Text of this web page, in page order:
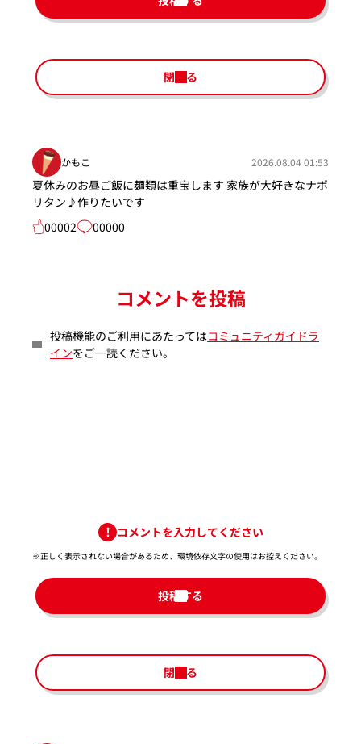
閉じる
かもこ 2026.08.04 01:53
夏休みのお昼ご飯に麺類は重宝します 家族が大好きなナポ
リタン♪作りたいです
00002
00000
コメントを投稿
投稿機能のご利用にあたってはコミュニティガイドラ
インをご一読ください。
コメントを入力してください
※正しく表示されない場合があるため、環境依存文字の使用はお控えください。​
投稿する
閉じる